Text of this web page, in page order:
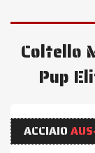
Coltello
Pup
ACCIAIO